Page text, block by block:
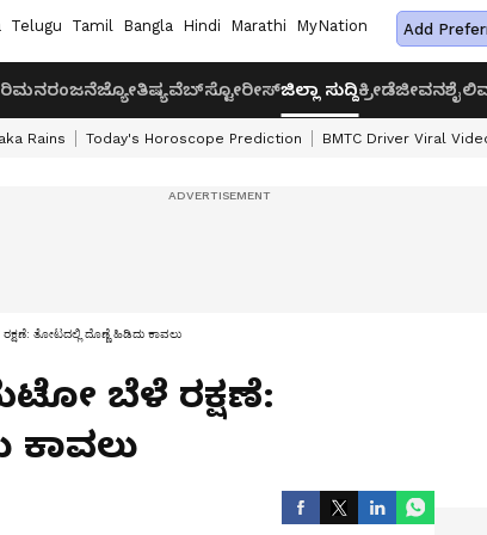
Telugu Tamil Bangla Hindi Marathi MyNation Add
ಮನರಂಜನೆಜ್ಯೋತಿಷ್ಯವೆಬ್‌ಸ್ಟೋರೀಸ್ಜಿಲ್ಲಾ ಸುದ್ದಿಕ್ರೀಡೆಜೀವನಶೈಲಿ
Rains Today's Horoscope Prediction BMTC Driver Viral
ತೋಟದಲ್ಲಿ ದೊಣ್ಣೆ ಹಿಡಿದು ಕಾವಲು
ಬೆಳೆ ರಕ್ಷಣೆ:
ಕಾವಲು